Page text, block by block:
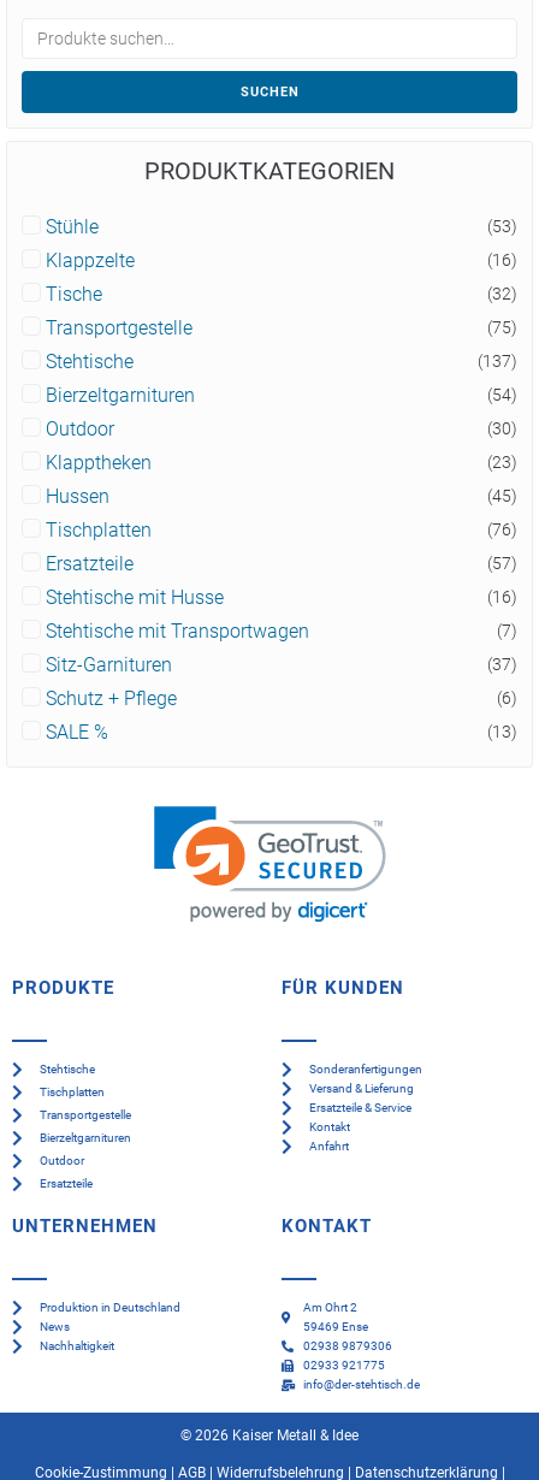
SUCHEN
PRODUKTKATEGORIEN
Stühle (53)
Klappzelte (16)
Tische (32)
Transportgestelle (75)
Stehtische (137)
Bierzeltgarnituren (54)
Outdoor (30)
Klapptheken (23)
Hussen (45)
Tischplatten (76)
Ersatzteile (57)
Stehtische mit Husse (16)
Stehtische mit Transportwagen (7)
Sitz-Garnituren (37)
Schutz + Pflege (6)
SALE % (13)
PRODUKTE
Stehtische
Tischplatten
Transportgestelle
Bierzeltgarnituren
Outdoor
Ersatzteile
FÜR KUNDEN
Sonderanfertigungen
Versand & Lieferung
Ersatzteile & Service
Kontakt
Anfahrt
UNTERNEHMEN
Produktion in Deutschland
News
Nachhaltigkeit
KONTAKT
Am Ohrt 2
59469 Ense
02938 9879306
02933 921775
info@der-stehtisch.de
© 2026 Kaiser Metall & Idee
Cookie-Zustimmung AGB| Widerrufsbelehrung Datenschutzerklärung